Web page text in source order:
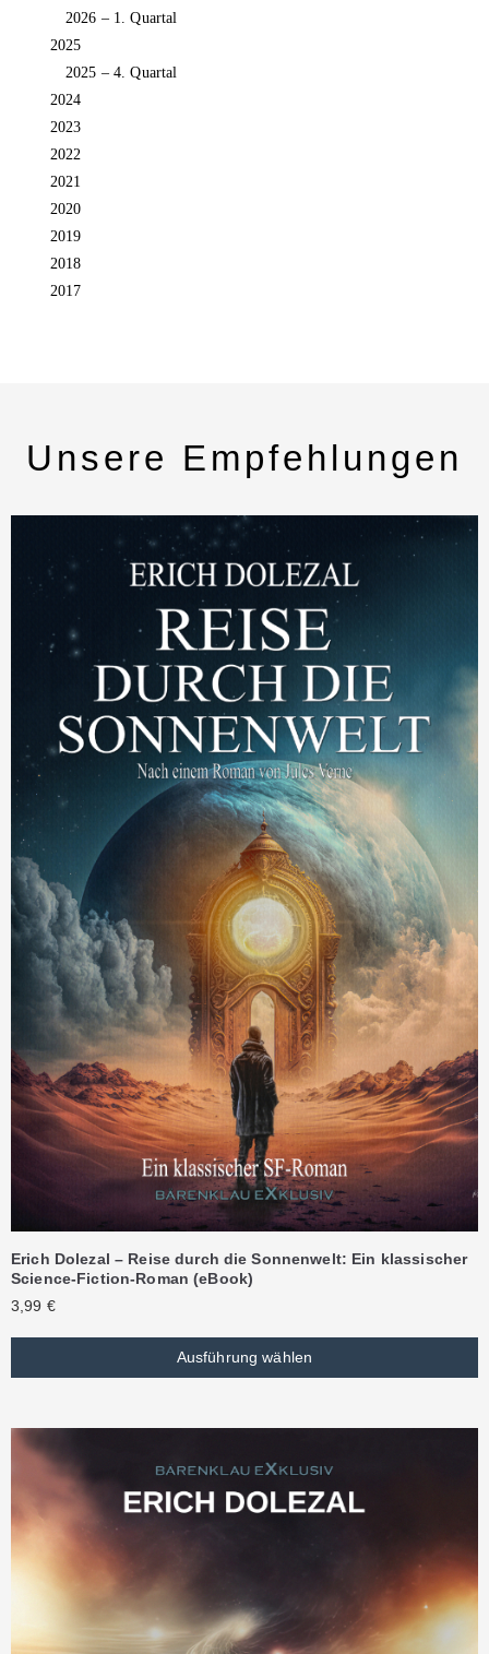
2026 – 1. Quartal
2025
2025 – 4. Quartal
2024
2023
2022
2021
2020
2019
2018
2017
Unsere Empfehlungen
Erich Dolezal – Reise durch die Sonnenwelt: Ein klassischer
Science-Fiction-Roman (eBook)
3,99 €
Ausführung wählen